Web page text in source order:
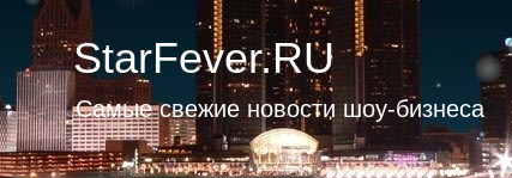
StarFever.RU
Самые свежие новости шоу-бизнеса